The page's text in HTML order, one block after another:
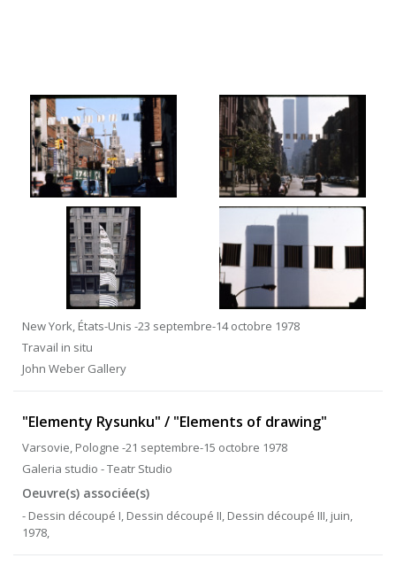
New York, États-Unis -23 septembre-14 octobre 1978
Travail in situ
John Weber Gallery
"Elementy Rysunku" / "Elements of drawing"
Varsovie, Pologne -21 septembre-15 octobre 1978
Galeria studio - Teatr Studio
Oeuvre(s) associée(s)
- Dessin découpé I, Dessin découpé II, Dessin découpé III, juin,
1978,